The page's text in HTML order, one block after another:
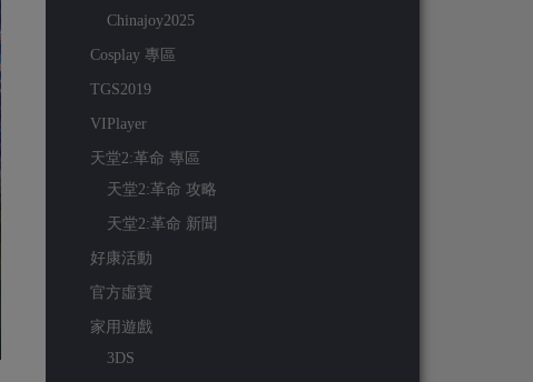
Chinajoy2025
Cosplay 專區
TGS2019
VIPlayer
天堂2:革命 專區
天堂2:革命 攻略
天堂2:革命 新聞
好康活動
官方虛寶
家用遊戲
3DS